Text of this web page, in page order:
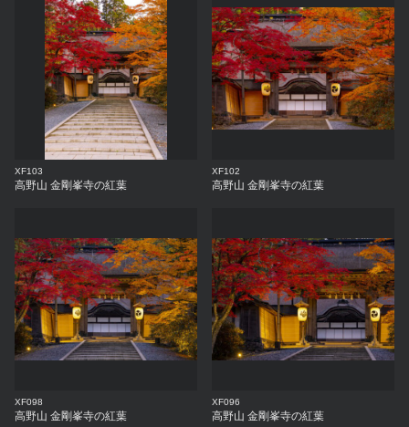
XF103
高野山 金剛峯寺の紅葉
XF102
高野山 金剛峯寺の紅葉
XF098
高野山 金剛峯寺の紅葉
XF096
高野山 金剛峯寺の紅葉